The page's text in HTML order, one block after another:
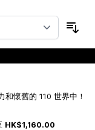
和懷舊的 110 世界中！
HK$1,160.00